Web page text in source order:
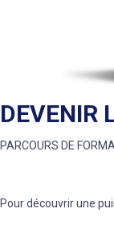
DEVENIR
PARCOURS DE
Pour découvrir une